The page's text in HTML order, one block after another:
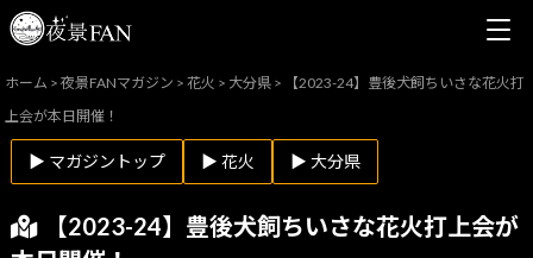
ホーム >夜景FANマガジン >花火 > 大分県 >
【2023-24】豊後犬飼ちいさな花火打
上会が本日開催！
▶ マガジントップ ▶ 花火 ▶ 大分県
【2023-24】豊後犬飼ちいさな花火打上会が